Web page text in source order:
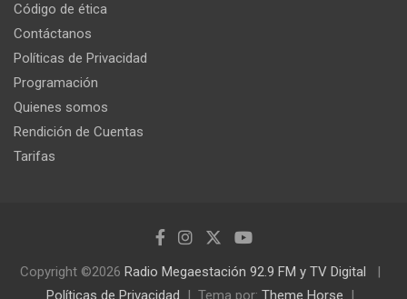
Código de ética
Contáctanos
Políticas de Privacidad
Programación
Quienes somos
Rendición de Cuentas
Tarifas
Copyright ©2026 Radio Megaestación 92.9 FM y TV Digital
Políticas de Privacidad
Tema por: Theme Horse